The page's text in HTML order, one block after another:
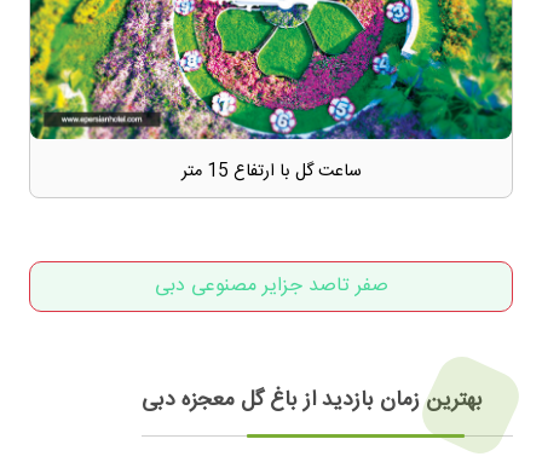
ساعت گل با ارتفاع 15 متر
صفر تاصد جزایر مصنوعی دبی
بهترین زمان بازدید از باغ گل معجزه دبی